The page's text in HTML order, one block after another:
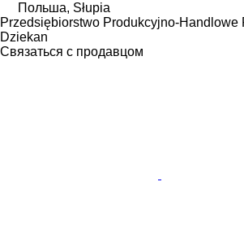
Польша, Słupia
Przedsiębiorstwo Produkcyjno-Handlowe
Dziekan
Связаться с продавцом